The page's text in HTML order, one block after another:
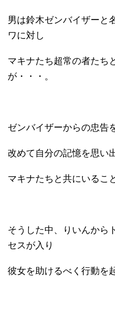
男は鈴木ゼンバイザーと
ワに対し
マキナたち超常の者たち
が・・・。
ゼンバイザーからの忠告
改めて自分の記憶を思い
マキナたちと共にいるこ
そうした中、りいんから
セスが入り
彼女を助けるべく行動を